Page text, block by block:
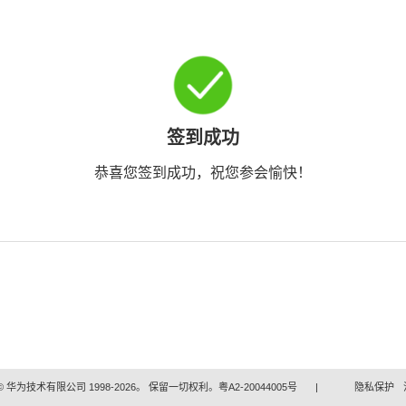
签到成功
恭喜您签到成功，祝您参会愉快！
华为技术有限公司 1998-2026。 保留一切权利。粤A2-20044005号 | 隐私保护